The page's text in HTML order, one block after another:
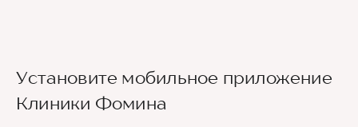
Установите мобильное приложение
Клиники Фомина